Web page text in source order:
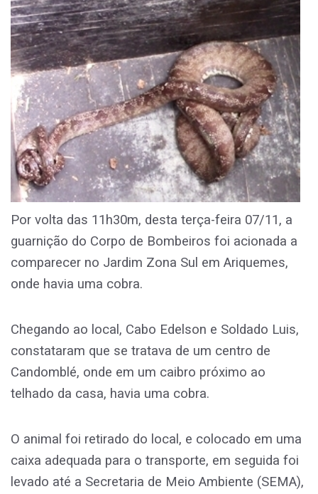
Por volta das 11h30m, desta terça-feira 07/11, a
guarnição do Corpo de Bombeiros foi acionada a
comparecer no Jardim Zona Sul em Ariquemes,
onde havia uma cobra.
Chegando ao local, Cabo Edelson e Soldado Luis,
constataram que se tratava de um centro de
Candomblé, onde em um caibro próximo ao
telhado da casa, havia uma cobra.
O animal foi retirado do local, e colocado em uma
caixa adequada para o transporte, em seguida foi
levado até a Secretaria de Meio Ambiente (SEMA),